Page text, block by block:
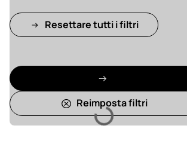
Caricamento
Resettare tutti i filtri
Reimposta filtri